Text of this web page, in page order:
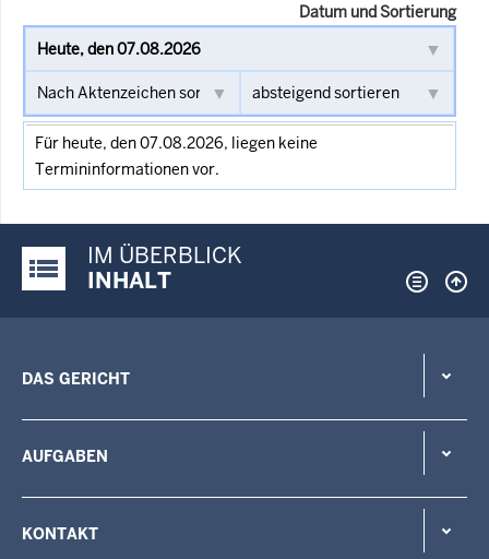
Datum und Sortierung
Für heute, den 07.08.2026, liegen keine
Termininformationen vor.
Justiz-Portal im Überblick:
IM ÜBERBLICK
INHALT
DAS GERICHT
AUFGABEN
KONTAKT